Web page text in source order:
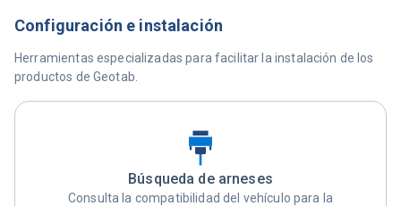
Configuración e instalación
Herramientas especializadas para facilitar la instalación de los
productos de Geotab.
Búsqueda de arneses
Consulta la compatibilidad del vehículo para la